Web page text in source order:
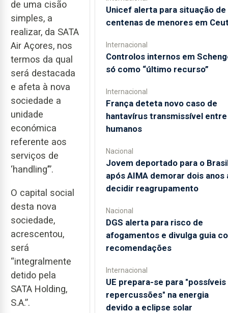
de uma cisão
simples, a
realizar, da SATA
Air Açores, nos
termos da qual
será destacada
e afeta à nova
sociedade a
unidade
económica
referente aos
serviços de
‘handling’”.
O capital social
desta nova
sociedade,
acrescentou,
será
“integralmente
detido pela
SATA Holding,
S.A.”.
Unicef alerta para situação de
centenas de menores em
Internacional
Controlos internos em
só como “último recurso”
Internacional
França deteta novo caso de
hantavírus transmissível entre
humanos
Nacional
Jovem deportado para o
após AIMA demorar dois anos
decidir reagrupamento
Nacional
DGS alerta para risco de
afogamentos e divulga guia
recomendações
Internacional
UE prepara-se para "possíveis
repercussões" na energia
devido a eclipse solar